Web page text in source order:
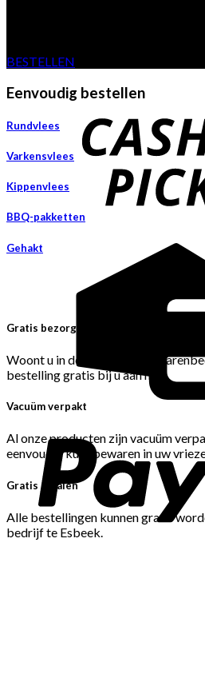
BESTELLEN
Eenvoudig bestellen
Rundvlees
Varkensvlees
Kippenvlees
BBQ-pakketten
Gehakt
Gratis bezorgen
Woont u in de Gemeente
bestelling gratis bij u aan huis.
Vacuüm verpakt
Al onze producten zijn vacuüm
eenvoudig kunt bewaren in uw
Gratis afhalen
Alle bestellingen kunnen gratis
bedrijf te Esbeek.